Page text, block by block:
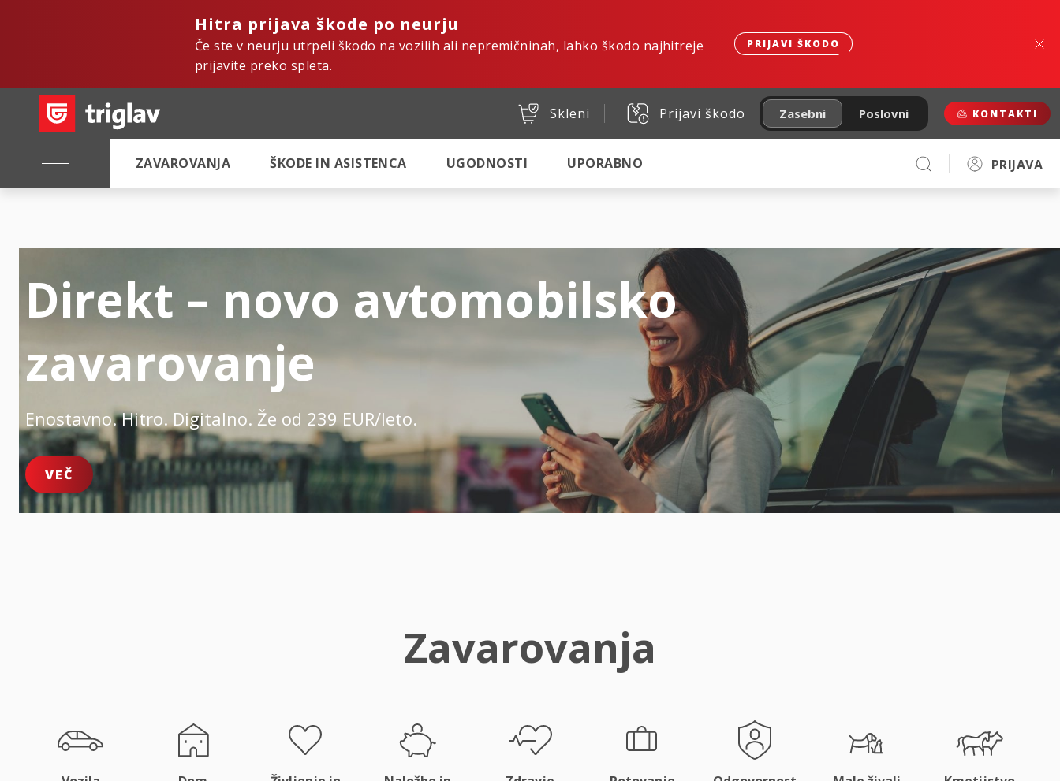
Hitra prijava škode po neurju
Če ste v neurju utrpeli škodo na vozilih ali nepremičninah, lahko škodo najhitreje
prijavite preko spleta.
PRIJAVI ŠKODO
Skleni Prijavi škodo Zasebni Poslovni KONTAKTI
ZAVAROVANJA ŠKODE IN ASISTENCA UGODNOSTI UPORABNO PRIJAVA
Direkt – novo avtomobilsko
zavarovanje
Enostavno. Hitro. Digitalno. Že od 239 EUR/leto.
VEČ
Zavarovanja